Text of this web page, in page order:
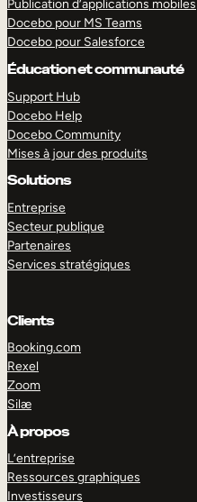
Publication d’applications mobiles
Docebo pour MS Teams
Docebo pour Salesforce
Éducation et communauté
Support Hub
Docebo Help
Docebo Community
Mises à jour des produits
Solutions
Entreprise
Secteur publique
Partenaires
Services stratégiques
Clients
Booking.com
Rexel
Zoom
Silæ
À propos
L’entreprise
Ressources graphiques
Investisseurs